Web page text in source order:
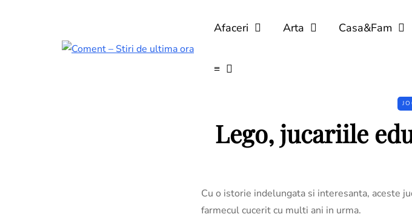
Afaceri Arta Casa&Fam
≡
Lego, jucariile
Cu o istorie indelungata si interesanta, aceste
farmecul cucerit cu multi ani in urma.